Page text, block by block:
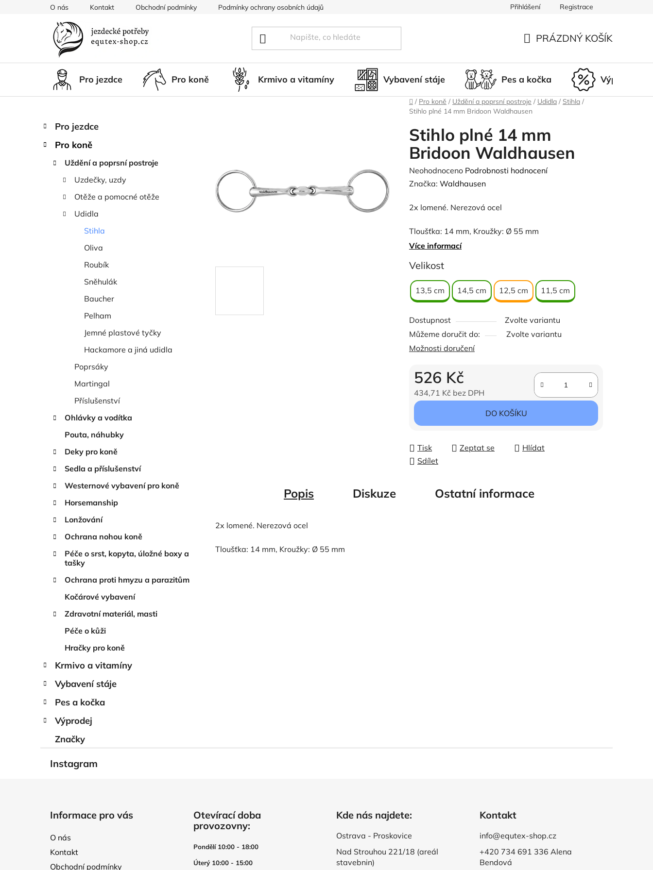
O nás Kontakt Obchodní podmínky Podmínky ochrany osobních údajů Doprava a platba Nepřevzetí zásilky
Přihlášení Registrace
KOŠÍK
PRÁZDNÝ KOŠÍK
Pro jezdce Pro koně Krmivo a vitamíny Vybavení stáje Pes a kočka Výprodej
Domů
/ Pro koně / Uždění a poprsní postroje / Udidla / Stihla /
Stihlo plné 14 mm Bridoon Waldhausen
P
s
Přeskočit
kategorie
K
a
Pro jezdce
Pro koně
Uždění a poprsní postroje
Uzdečky, uzdy
Otěže a pomocné otěže
Udidla
Stihla
Oliva
Roubík
Sněhulák
Baucher
Pelham
Jemné plastové tyčky
Hackamore a jiná udidla
Poprsáky
Martingal
Příslušenství
Ohlávky a vodítka
Pouta, náhubky
Deky pro koně
Sedla a příslušenství
Westernové vybavení pro koně
Horsemanship
Lonžování
Ochrana nohou koně
Péče o srst, kopyta, úložné boxy a
tašky
Ochrana proti hmyzu a parazitům
Kočárové vybavení
Zdravotní materiál, masti
Péče o kůži
Hračky pro koně
Krmivo a vitamíny
Vybavení stáje
Pes a kočka
Výprodej
Značky
Stihlo plné 14 mm
Bridoon Waldhausen
Průměrné
hodnocení
je
z
5
hvězdiček.
Neohodnoceno Podrobnosti hodnocení
Značka: Waldhausen
2x lomené. Nerezová ocel
Tloušťka: 14 mm, Kroužky: Ø 55 mm
Více informací
Velikost
13,5 cm 14,5 cm 12,5 cm 11,5 cm
Dostupnost
Zvolte variantu
Můžeme doručit do:
Zvolte variantu
Možnosti doručení
526 Kč
434,71 Kč bez DPH
Měrná cena:
DO KOŠÍKU
Tisk Zeptat se
Hlídat
Sdílet
Popis Diskuze Ostatní informace
2x lomené. Nerezová ocel
Tloušťka: 14 mm, Kroužky: Ø 55 mm
Instagram
Informace pro vás
O nás
Kontakt
Obchodní podmínky
Otevírací doba
provozovny:
Pondělí 10:00 - 18:00
Úterý 10:00 - 15:00
Kde nás najdete:
Ostrava - Proskovice
Nad Strouhou 221/18 (areál
stavebnin)
Kontakt
info@equtex-shop.cz
+420 734 691 336 Alena
Bendová